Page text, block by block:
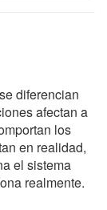
diferencian
afectan a
los
en realidad,
el sistema
realmente.